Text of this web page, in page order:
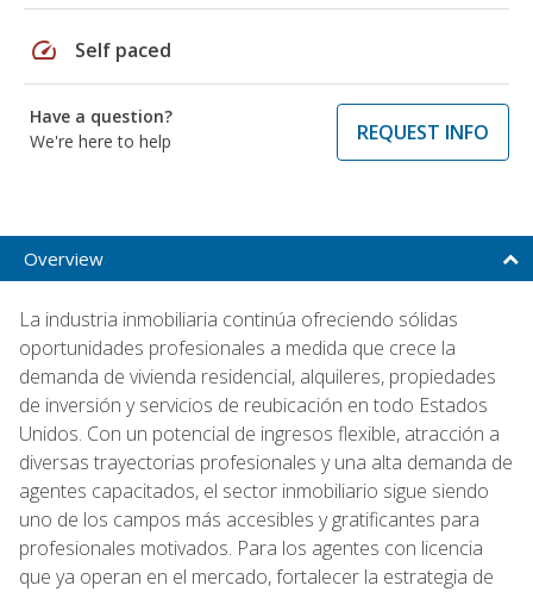
speed Self paced
Have a question?
We're here to help
REQUEST INFO
Overview
La industria inmobiliaria continúa ofreciendo sólidas
oportunidades profesionales a medida que crece la
demanda de vivienda residencial, alquileres, propiedades
de inversión y servicios de reubicación en todo Estados
Unidos. Con un potencial de ingresos flexible, atracción a
diversas trayectorias profesionales y una alta demanda de
agentes capacitados, el sector inmobiliario sigue siendo
uno de los campos más accesibles y gratificantes para
profesionales motivados. Para los agentes con licencia
que ya operan en el mercado, fortalecer la estrategia de